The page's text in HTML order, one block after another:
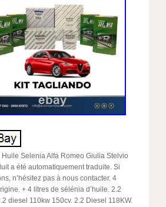
Huile Selenia Alfa Romeo Giulia Stelvio
a été automatiquement traduite. Si
n’hésitez pas à nous contacter. 4
+ 4 litres de sélénia d’huile. 2.2
diesel 110kw 150cv. 2.2 Diesel 118KW.